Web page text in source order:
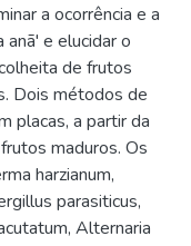
a ocorrência e a
e elucidar o
de frutos
Dois métodos de
placas, a partir da
maduros. Os
harzianum,
parasiticus,
Alternaria